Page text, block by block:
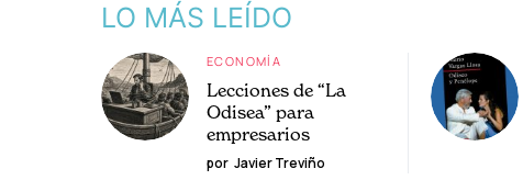
LO MÁS LEÍDO
ECONOMÍA
Lecciones de “La
Odisea” para
empresarios
por Javier Treviño